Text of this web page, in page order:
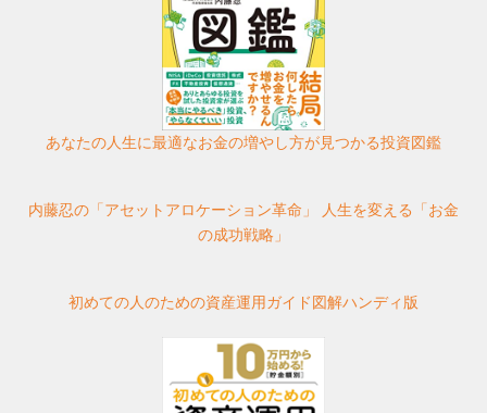
あなたの人生に最適なお金の増やし方が見つかる投資図鑑
内藤忍の「アセットアロケーション革命」 人生を変える「お金
の成功戦略」
初めての人のための資産運用ガイド図解ハンディ版